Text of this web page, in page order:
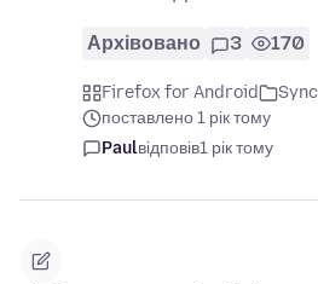
Архівовано 3 170
Firefox for Android
поставлено 1 рік тому
Paulвідповів1 рік тому